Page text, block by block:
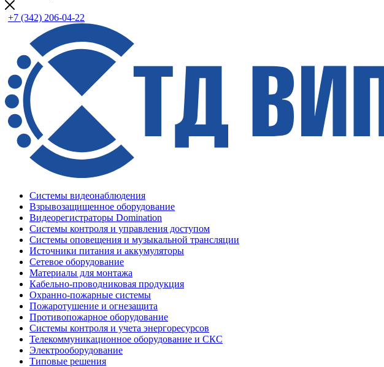
+7 (342) 206-04-22
Системы видеонаблюдения
Взрывозащищенное оборудование
Видеорегистраторы Domination
Системы контроля и управления доступом
Системы оповещения и музыкальной трансляции
Источники питания и аккумуляторы
Сетевое оборудование
Материалы для монтажа
Кабельно-проводниковая продукция
Охранно-пожарные системы
Пожаротушение и огнезащита
Противопожарное оборудование
Системы контроля и учета энергоресурсов
Телекоммуникационное оборудование и СКС
Электрооборудование
Типовые решения